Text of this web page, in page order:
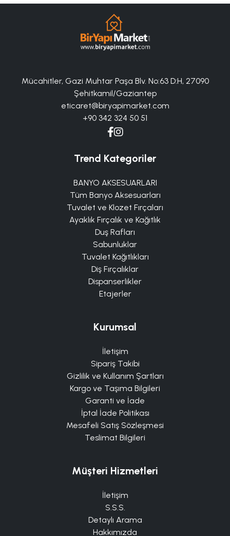
Mücahitler, Gazi Muhtar Paşa Blv. No:63 D:H, 27090
Şehitkamil/Gaziantep
eticaret@biryapimarket.com
+90 342 324 50 51
Trend Kategoriler
BANYO AKSESUARLARI
Tüm Banyo Aksesuarları
Tuvalet ve Klozet Fırçaları
Ayaklık Fırçalık ve Kağıtlık
Duş Rafları
Sabunluklar
Tuvalet Kağıtlıkları
Diş Fırçalıklar
Dispanserlikler
Etajerler
Kurumsal
İletişim
Sipariş Takibi
Gizlilik ve Kullanım Şartları
Kargo ve Taşıma Bilgileri
Garanti ve İade
İptal İade Politikası
Mesafeli Satış Sözleşmesi
Teslimat Bilgileri
Müşteri Hizmetleri
İletişim
S.S.S.
Detaylı Arama
Hakkımızda